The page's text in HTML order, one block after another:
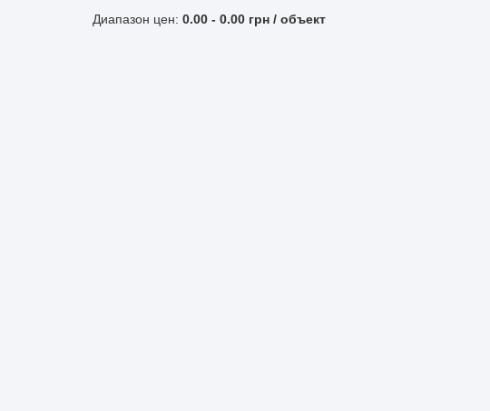
Диапазон цен: 0.00 - 0.00 грн / объект